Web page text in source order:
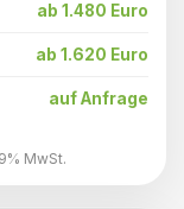
ab 1.480 Euro
ab 1.620 Euro
auf Anfrage
MwSt.